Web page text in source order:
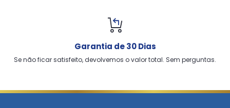
Garantia de 30 Dias
Se não ficar satisfeito, devolvemos o valor total. Sem perguntas.